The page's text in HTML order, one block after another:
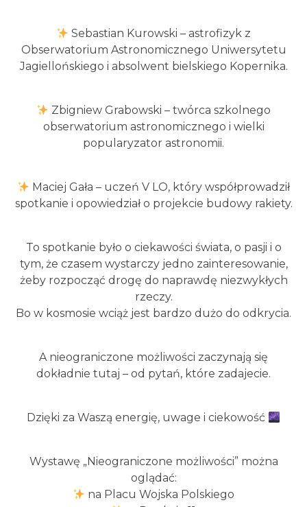
Sebastian Kurowski – astrofizyk z
Obserwatorium Astronomicznego Uniwersytetu
Jagiellońskiego i absolwent bielskiego Kopernika.
Zbigniew Grabowski – twórca szkolnego
obserwatorium astronomicznego i wielki
popularyzator astronomii.
Maciej Gała – uczeń V LO, który współprowadził
spotkanie i opowiedział o projekcie budowy rakiety.
To spotkanie było o ciekawości świata, o pasji i o
tym, że czasem wystarczy jedno zainteresowanie,
żeby rozpocząć drogę do naprawdę niezwykłych
rzeczy.
Bo w kosmosie wciąż jest bardzo dużo do odkrycia.
A nieograniczone możliwości zaczynają się
dokładnie tutaj – od pytań, które zadajecie.
Dzięki za Waszą energię, uwage i ciekowość
Wystawę „Nieograniczone możliwości” można
oglądać:
na Placu Wojska Polskiego